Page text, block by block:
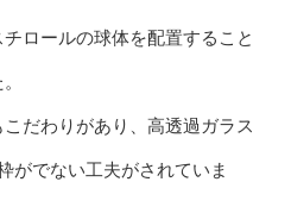
ロールの球体を配置すること
だわりがあり、高透過ガラス
がでない工夫がされていま